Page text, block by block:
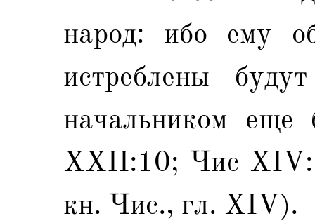
народ: ибо ему
истреблены
начальником еще
ХХII:10; Чис
кн. Чис., гл. XIV).